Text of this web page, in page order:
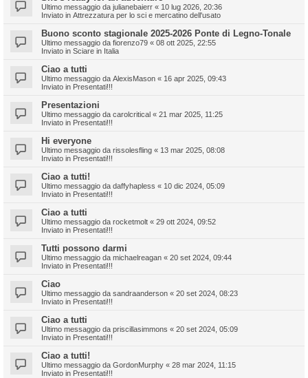
Ultimo messaggio da julianebaierr « 10 lug 2026, 20:36
Inviato in Attrezzatura per lo sci e mercatino dell'usato
Buono sconto stagionale 2025-2026 Ponte di Legno-Tonale
Ultimo messaggio da fiorenzo79 « 08 ott 2025, 22:55
Inviato in Sciare in Italia
Ciao a tutti
Ultimo messaggio da AlexisMason « 16 apr 2025, 09:43
Inviato in Presentati!!!
Presentazioni
Ultimo messaggio da carolcritical « 21 mar 2025, 11:25
Inviato in Presentati!!!
Hi everyone
Ultimo messaggio da rissolesfling « 13 mar 2025, 08:08
Inviato in Presentati!!!
Ciao a tutti!
Ultimo messaggio da daffyhapless « 10 dic 2024, 05:09
Inviato in Presentati!!!
Ciao a tutti
Ultimo messaggio da rocketmolt « 29 ott 2024, 09:52
Inviato in Presentati!!!
Tutti possono darmi
Ultimo messaggio da michaelreagan « 20 set 2024, 09:44
Inviato in Presentati!!!
Ciao
Ultimo messaggio da sandraanderson « 20 set 2024, 08:23
Inviato in Presentati!!!
Ciao a tutti
Ultimo messaggio da priscillasimmons « 20 set 2024, 05:09
Inviato in Presentati!!!
Ciao a tutti!
Ultimo messaggio da GordonMurphy « 28 mar 2024, 11:15
Inviato in Presentati!!!